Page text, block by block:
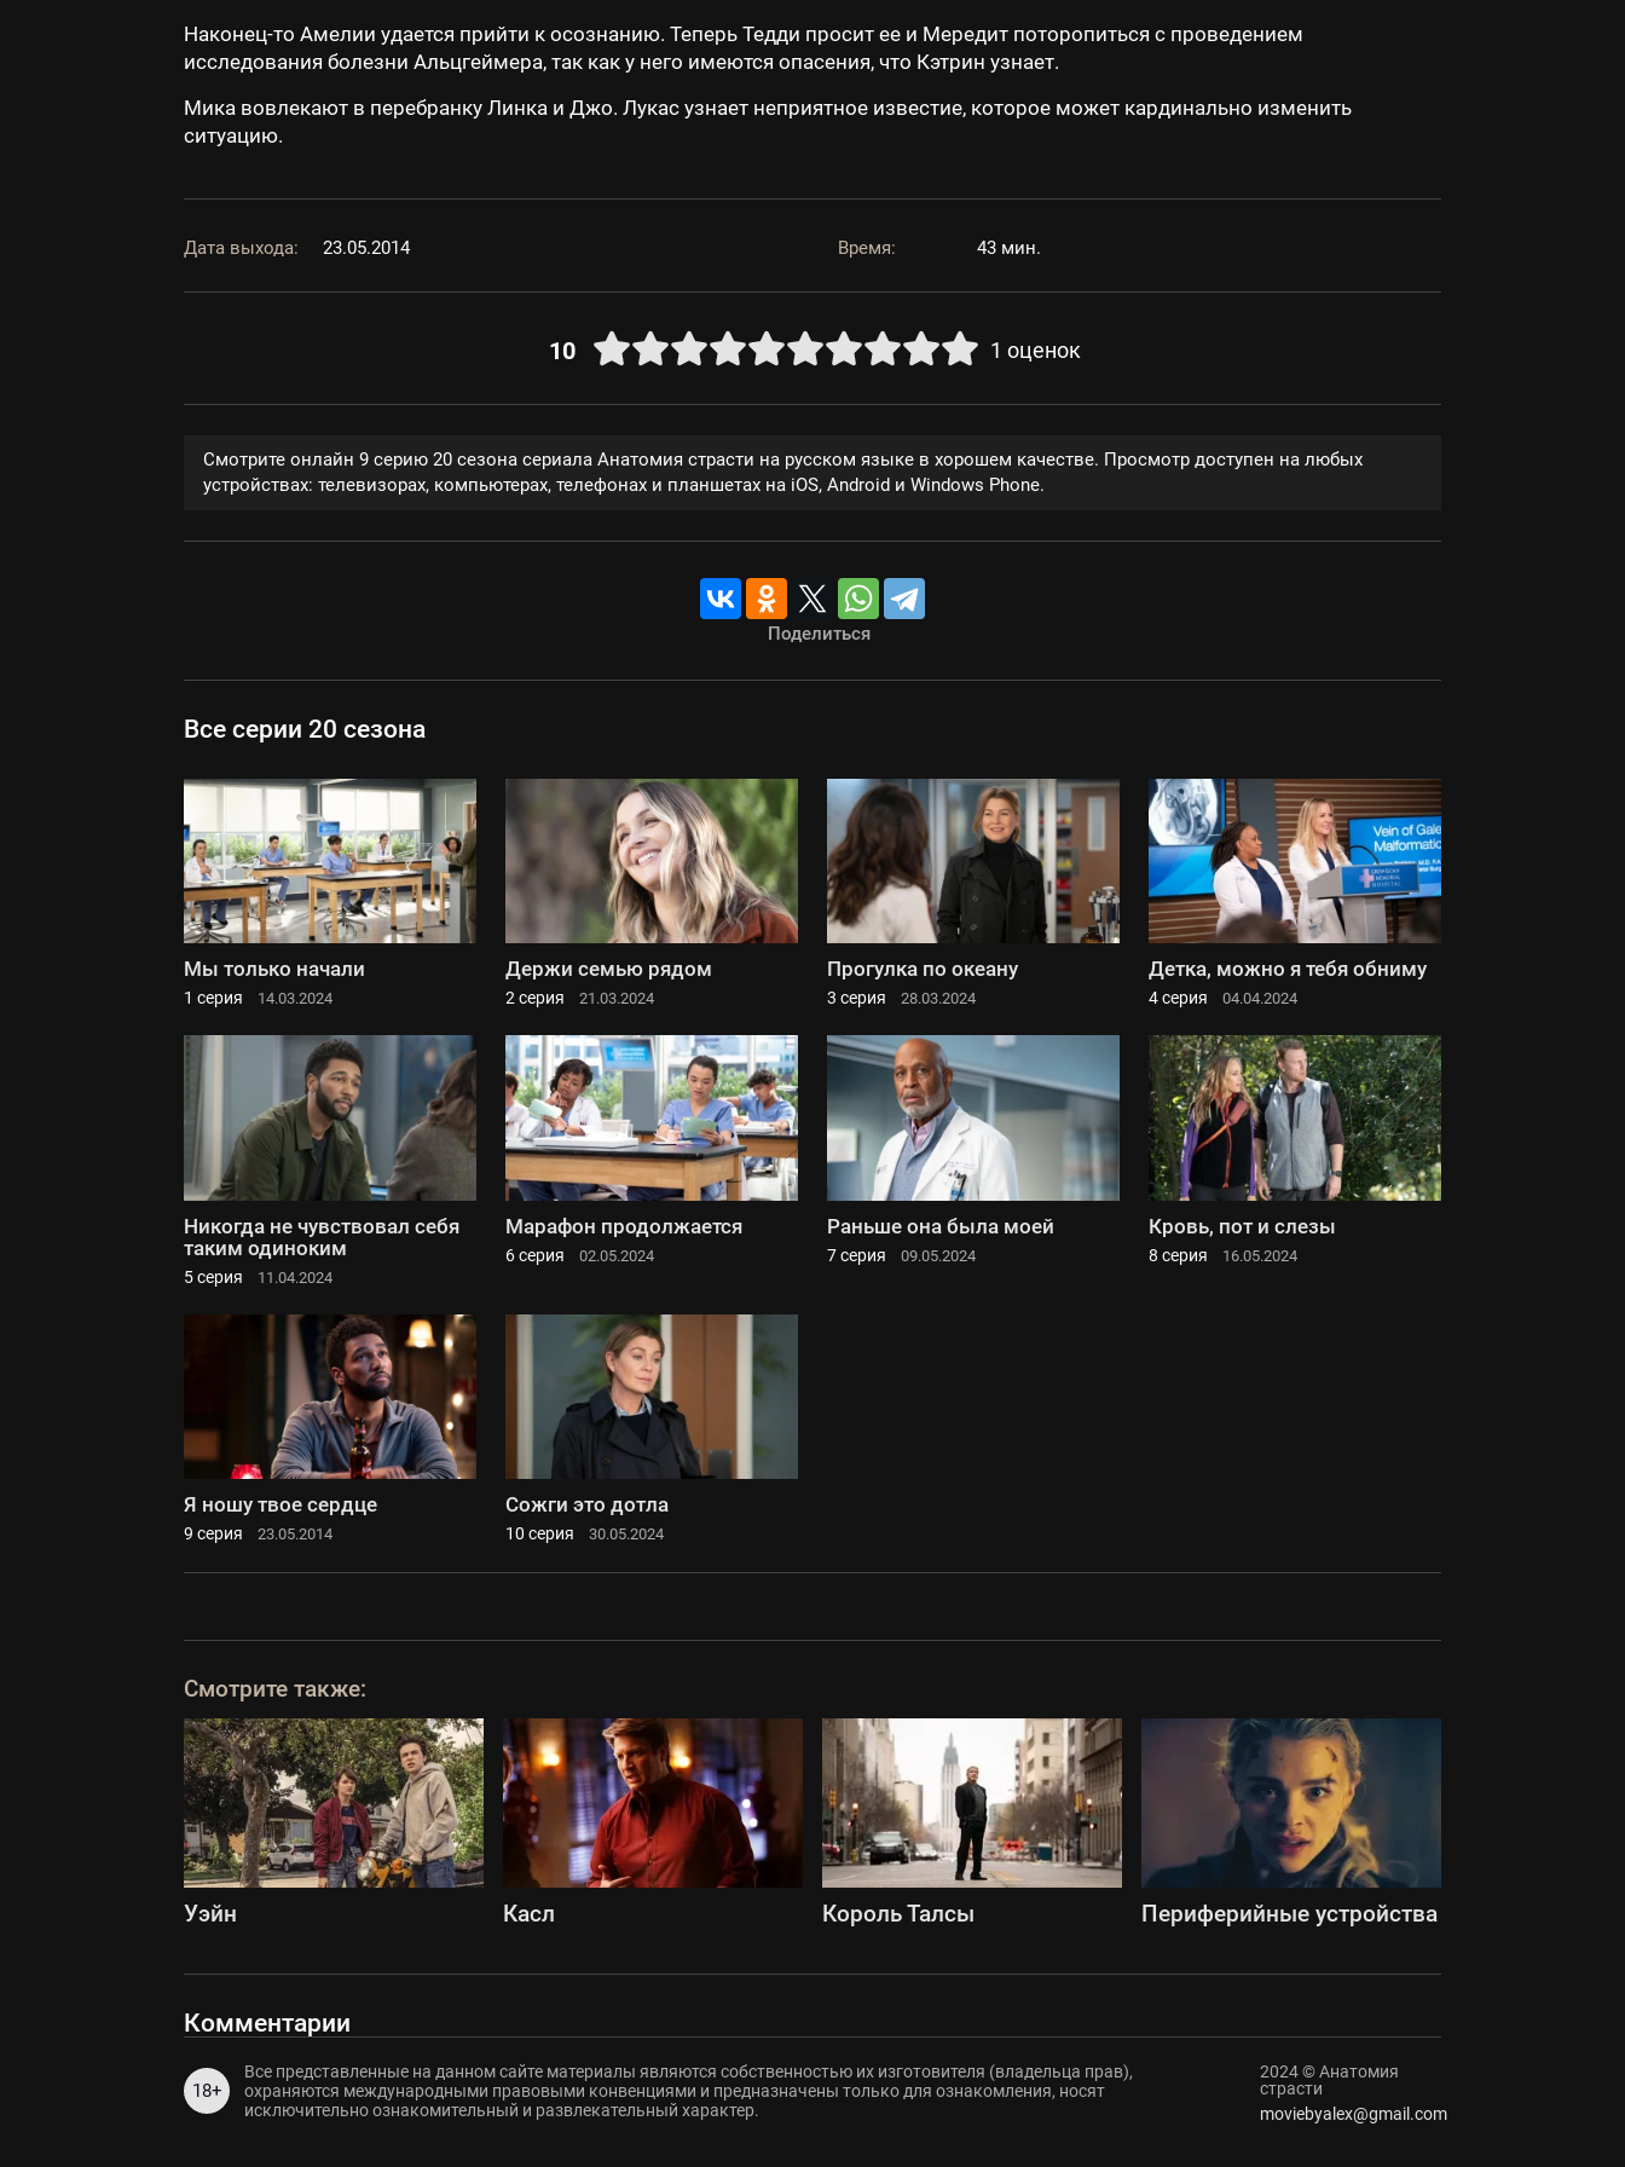
Наконец-то Амелии удается прийти к осознанию. Теперь Тедди просит ее и Мередит поторопиться с проведением
исследования болезни Альцгеймера, так как у него имеются опасения, что Кэтрин узнает.
Мика вовлекают в перебранку Линка и Джо. Лукас узнает неприятное известие, которое может кардинально изменить
ситуацию.
Дата выхода: 23.05.2014 Время: 43 мин.
10 1 оценок
Смотрите онлайн 9 серию 20 сезона сериала Анатомия страсти на русском языке в хорошем качестве. Просмотр доступен на любых
устройствах: телевизорах, компьютерах, телефонах и планшетах на iOS, Android и Windows Phone.
Поделиться
Все серии 20 сезона
Мы только начали
1 серия 14.03.2024
Держи семью рядом
2 серия 21.03.2024
Прогулка по океану
3 серия 28.03.2024
Детка, можно я тебя обниму
4 серия 04.04.2024
Никогда не чувствовал себя
таким одиноким
5 серия 11.04.2024
Марафон продолжается
6 серия 02.05.2024
Раньше она была моей
7 серия 09.05.2024
Кровь, пот и слезы
8 серия 16.05.2024
Я ношу твое сердце
9 серия 23.05.2014
Сожги это дотла
10 серия 30.05.2024
Смотрите также:
Уэйн Касл Король Талсы Периферийные устройства
Комментарии
18+
Все представленные на данном сайте материалы являются собственностью их изготовителя (владельца прав),
охраняются международными правовыми конвенциями и предназначены только для ознакомления, носят
исключительно ознакомительный и развлекательный характер.
2024 © Анатомия
страсти
moviebyalex@gmail.com